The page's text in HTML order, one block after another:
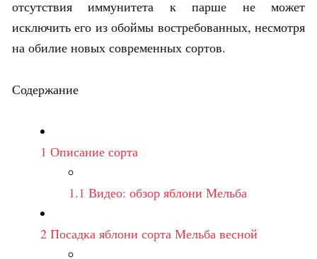
отсутствия иммунитета к парше не может
исключить его из обоймы востребованных, несмотря
на обилие новых современных сортов.
Содержание
1 Описание сорта
1.1 Видео: обзор яблони Мельба
2 Посадка яблони сорта Мельба весной